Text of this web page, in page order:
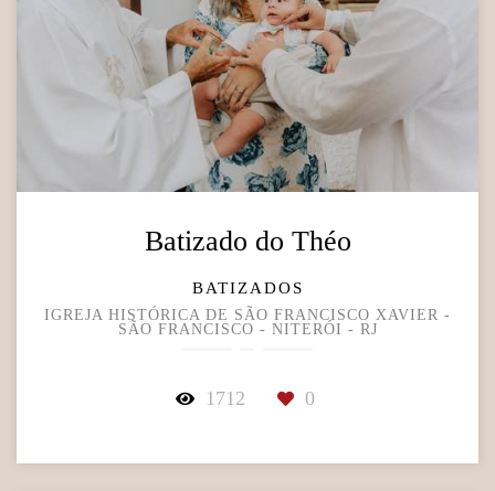
Batizado do Théo
BATIZADOS
IGREJA HISTÓRICA DE SÃO FRANCISCO XAVIER -
SÃO FRANCISCO - NITERÓI - RJ
1712 0